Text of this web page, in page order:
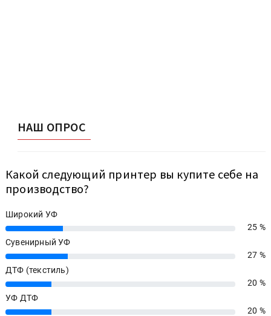
НАШ ОПРОС
Какой следующий принтер вы купите себе на
производство?
Широкий УФ
25%
25 %
Сувенирный УФ
27%
27 %
ДТФ (текстиль)
20%
20 %
УФ ДТФ
20%
20 %